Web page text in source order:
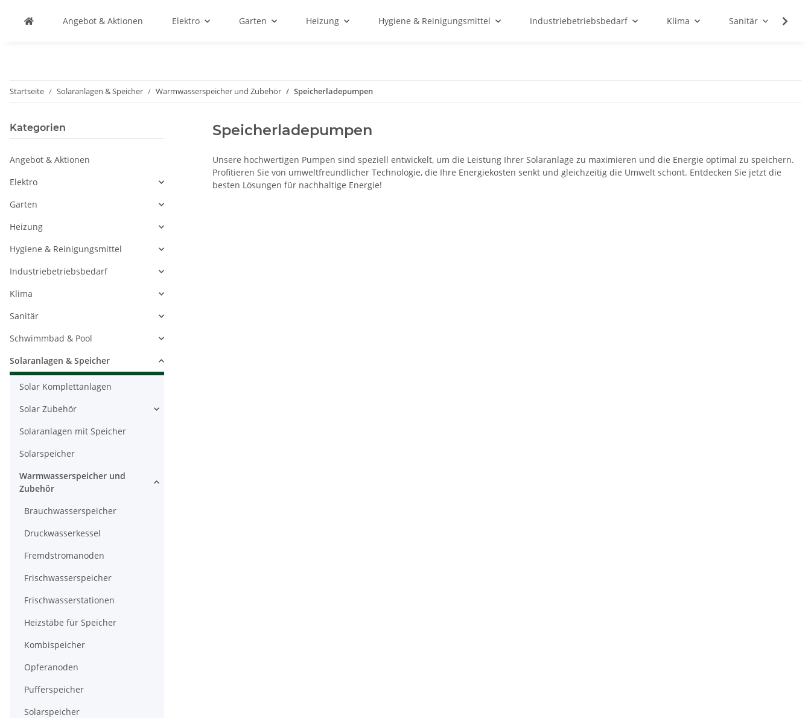
Angebot & Aktionen Elektro Garten Heizung Hygiene & Reinigungsmittel Industriebetriebsbedarf Klima Sanitär
Startseite Solaranlagen & Speicher Warmwasserspeicher und Zubehör Speicherladepumpen
Speicherladepumpen
Unsere hochwertigen Pumpen sind speziell entwickelt, um die Leistung Ihrer Solaranlage zu maximieren und die Energie optimal zu speichern.
Profitieren Sie von umweltfreundlicher Technologie, die Ihre Energiekosten senkt und gleichzeitig die Umwelt schont. Entdecken Sie jetzt die
besten Lösungen für nachhaltige Energie!
Kategorien
Angebot & Aktionen
Elektro
Garten
Heizung
Hygiene & Reinigungsmittel
Industriebetriebsbedarf
Klima
Sanitär
Schwimmbad & Pool
Solaranlagen & Speicher
Solar Komplettanlagen
Solar Zubehör
Solaranlagen mit Speicher
Solarspeicher
Warmwasserspeicher und
Zubehör
Brauchwasserspeicher
Druckwasserkessel
Fremdstromanoden
Frischwasserspeicher
Frischwasserstationen
Heizstäbe für Speicher
Kombispeicher
Opferanoden
Pufferspeicher
Solarspeicher